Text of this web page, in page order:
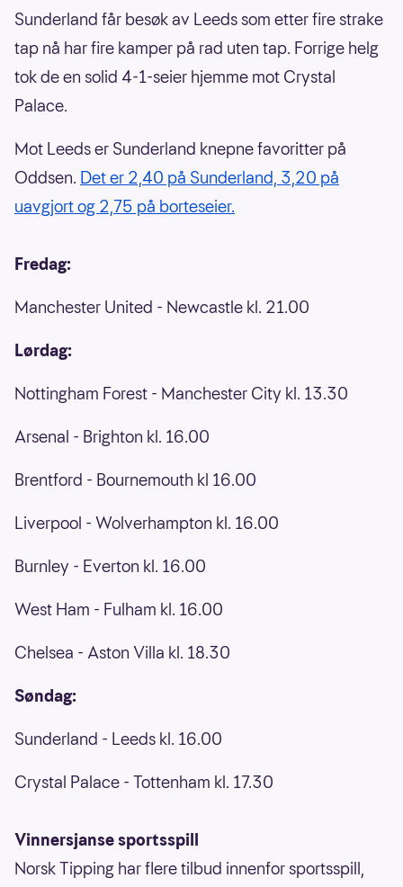
Sunderland får besøk av Leeds som etter fire strake
tap nå har fire kamper på rad uten tap. Forrige helg
tok de en solid 4-1-seier hjemme mot Crystal
Palace.
Mot Leeds er Sunderland knepne favoritter på
Oddsen. Det er 2,40 på Sunderland, 3,20 på
uavgjort og 2,75 på borteseier.
Fredag:
Manchester United - Newcastle kl. 21.00
Lørdag:
Nottingham Forest - Manchester City kl. 13.30
Arsenal - Brighton kl. 16.00
Brentford - Bournemouth kl 16.00
Liverpool - Wolverhampton kl. 16.00
Burnley - Everton kl. 16.00
West Ham - Fulham kl. 16.00
Chelsea - Aston Villa kl. 18.30
Søndag:
Sunderland - Leeds kl. 16.00
Crystal Palace - Tottenham kl. 17.30
Vinnersjanse sportsspill
Norsk Tipping har flere tilbud innenfor sportsspill,